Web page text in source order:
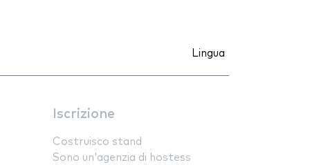
Lingua
Iscrizione
Costruisco stand
Sono un'agenzia di hostess